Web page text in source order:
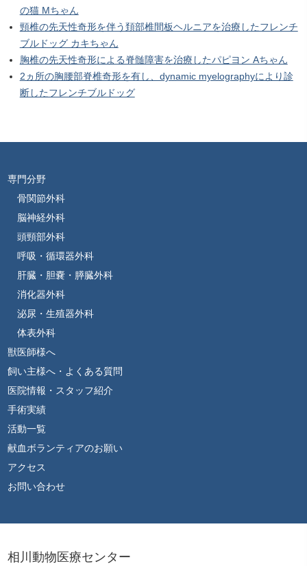
の猫 Mちゃん
頸椎の先天性奇形を伴う頚部椎間板ヘルニアを治療したフレンチ
ブルドッグ カキちゃん
胸椎の先天性奇形による脊髄障害を治療したパピヨン Aちゃん
2ヵ所の胸腰部脊椎奇形を有し、dynamic myelographyにより診
断したフレンチブルドッグ
専門分野
骨関節外科
脳神経外科
頭頸部外科
呼吸・循環器外科
肝臓・胆嚢・膵臓外科
消化器外科
泌尿・生殖器外科
体表外科
獣医師様へ
飼い主様へ・よくある質問
医院情報・スタッフ紹介
手術実績
活動一覧
献血ボランティアのお願い
アクセス
お問い合わせ
相川動物医療センター